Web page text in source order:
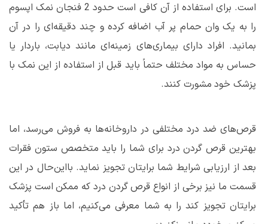
است. برای استفاده از آن کافی است حدود 2 فنجان نمک اپسوم
را به یک وان حمام پر آب اضافه کرده و چند دقیقه‌ای را در آن
بمانید. افراد دارای بیماری‌های زمینه‌ای مانند دیابت، باردار یا
حساس به مواد مختلف حتماً باید قبل از استفاده از این نمک با
پزشک خود مشورت کنند.
قرص‌های ضد درد مختلفی در داروخانه‌ها به فروش می‌رسد، اما
بهترین قرص گردن درد برای شما را باید متخصص ستون فقرات
بعد از ارزیابی شرایط شما برایتان تجویز نماید. بااین‌حال در این
قسمت ما نیز برخی از انواع قرص گردن درد که ممکن است پزشک
برایتان تجویز کند را به شما معرفی می‌کنیم، اما باز هم تأکید